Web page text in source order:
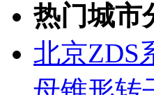
热门城市
北京ZDS